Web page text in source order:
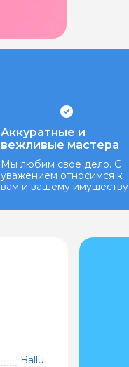
Аккуратные и
вежливые мастера
Мы любим свое дело. С
уважением относимся к
вам и вашему имуществу
Ballu